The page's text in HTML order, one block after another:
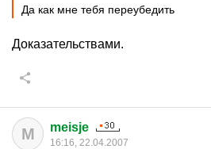
Да как мне тебя переубедить
Доказательствами.
M meisje
16:16, 22.04.2007